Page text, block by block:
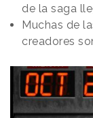
de la saga
Muchas de
creadores